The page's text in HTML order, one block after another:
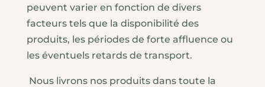
peuvent varier en fonction de divers
facteurs tels que la disponibilité des
produits, les périodes de forte affluence ou
les éventuels retards de transport.
Nous livrons nos produits dans toute la